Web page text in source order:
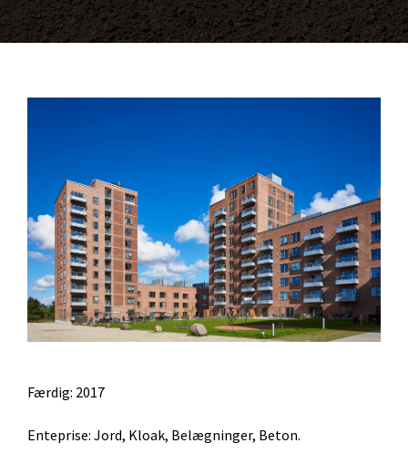
Færdig: 2017
Enteprise: Jord, Kloak, Belægninger, Beton.